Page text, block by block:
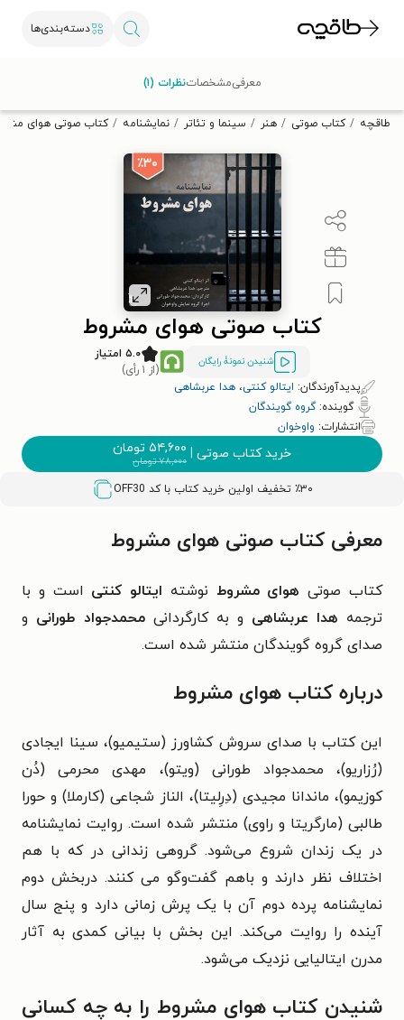
دسته‌بندی‌ها
تخفیف از طاقچه دریافت کن.
طاقچه کتاب صوتی هنر سینما و تئاتر نمایشنامه کتاب صوتی هوای
٪۳۰
کتاب صوتی هوای مشروط
شنیدن نمونۀ رایگان
۵.۰ امتیاز
(از ۱ رأی)
پدیدآورندگان: ایتالو کنتی، هدا عربشاهی
گوینده:گروه گویندگان
انتشارات: واوخوان
خرید کتاب صوتی | ۵۴,۶۰۰ تومان
۷۸,۰۰۰تومان
٪۳۰ تخفیف اولین خرید کتاب با کد OFF30
معرفیمشخصاتنظرات (۱)
معرفی کتاب صوتی هوای مشروط
کتاب صوتی هوای مشروط نوشته ایتالو کنتی است و با
ترجمه هدا عربشاهی و به کارگردانی محمدجواد طورانی و
صدای گروه گویندگان منتشر شده است.
درباره کتاب هوای مشروط
این کتاب با صدای سروش کشاورز (ستیمیو)، سینا ایجادی
(رُزاریو)، محمدجواد طورانی (ویتو)، مهدی محرمی (دُن
کوزیمو)، ماندانا مجیدی (دِرِلیتا)، الناز شجاعی (کارملا) و حورا
طالبی (مارگریتا و راوی) منتشر شده است. روایت نمایشنامه
در یک زندان شروع می‌شود. گروهی زندانی در که با هم
اختلاف نظر دارند و باهم گفت‌وگو می کنند. دربخش دوم
نمایشنامه پرده دوم آن با یک پرش زمانی دارد و پنج سال
آینده را روایت می‌کند. این بخش با بیانی کمدی به آثار
مدرن ایتالیایی نزدیک می‌شود.
شنیدن کتاب هوای مشروط را به چه کسانی